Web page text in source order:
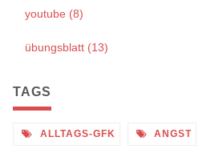
youtube (8)
übungsblatt (13)
TAGS
ALLTAGS-GFK ANGST